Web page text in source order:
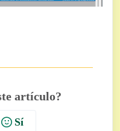
artículo?
Sí